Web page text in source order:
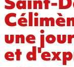
une
et